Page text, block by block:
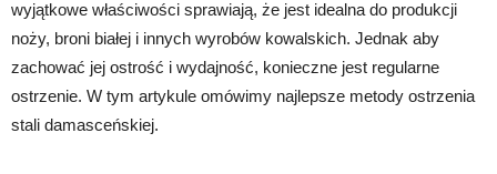
wyjątkowe właściwości sprawiają, że jest idealna do produkcji
noży, broni białej i innych wyrobów kowalskich. Jednak aby
zachować jej ostrość i wydajność, konieczne jest regularne
ostrzenie. W tym artykule omówimy najlepsze metody ostrzenia
stali damasceńskiej.